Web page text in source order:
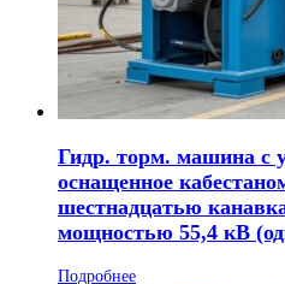
Гидр. торм. машина с
оснащенное
шестнадцатью
мощностью 55,4 кВ
Подробнее